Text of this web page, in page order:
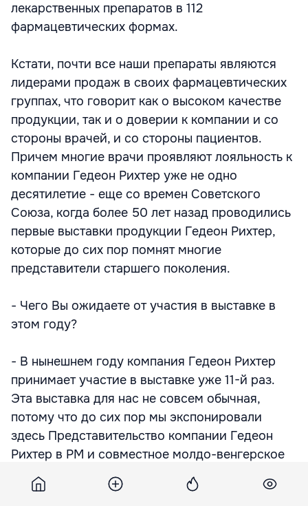
лекарственных препаратов в 112
фармацевтических формах.
Кстати, почти все наши препараты являются
лидерами продаж в своих фармацевтических
группах, что говорит как о высоком качестве
продукции, так и о доверии к компании и со
стороны врачей, и со стороны пациентов.
Причем многие врачи проявляют лояльность к
компании Гедеон Рихтер уже не одно
десятилетие - еще со времен Советского
Союза, когда более 50 лет назад проводились
первые выставки продукции Гедеон Рихтер,
которые до сих пор помнят многие
представители старшего поколения.
- Чего Вы ожидаете от участия в выставке в
этом году?
- В нынешнем году компания Гедеон Рихтер
принимает участие в выставке уже 11-й раз.
Эта выставка для нас не совсем обычная,
потому что до сих пор мы экспонировали
здесь Представительство компании Гедеон
Рихтер в РМ и совместное молдо-венгерское
предприятие Рихпангалфарма. В этом году нас
стало уже трое, так как к упомянутым